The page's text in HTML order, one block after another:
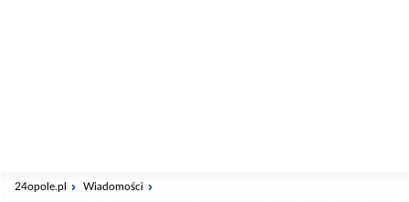
24opole.pl Wiadomości